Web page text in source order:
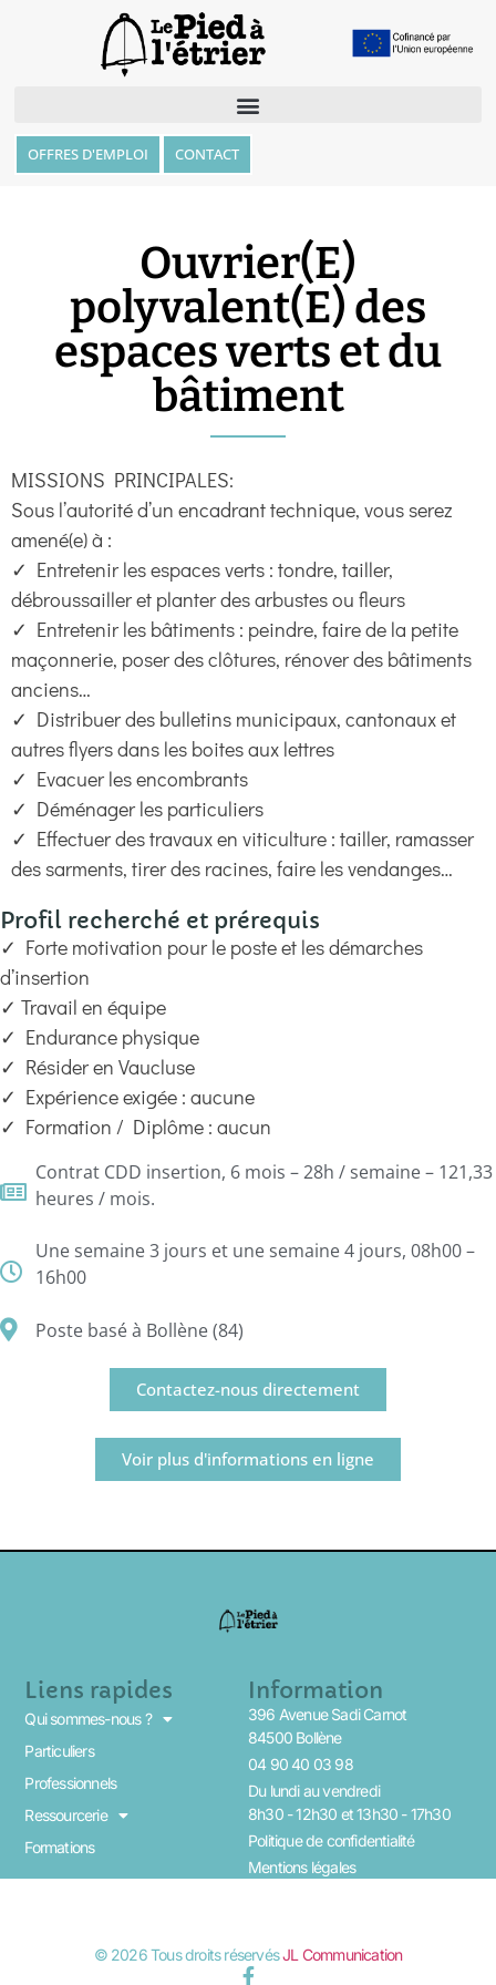
OFFRES D'EMPLOI CONTACT
Ouvrier(E)
polyvalent(E) des
espaces verts et du
bâtiment
MISSIONS PRINCIPALES:
Sous l’autorité d’un encadrant technique, vous serez
amené(e) à :
✓ Entretenir les espaces verts : tondre, tailler,
débroussailler et planter des arbustes ou fleurs
✓ Entretenir les bâtiments : peindre, faire de la petite
maçonnerie, poser des clôtures, rénover des bâtiments
anciens…
✓ Distribuer des bulletins municipaux, cantonaux et
autres flyers dans les boites aux lettres
✓ Evacuer les encombrants
✓ Déménager les particuliers
✓ Effectuer des travaux en viticulture : tailler, ramasser
des sarments, tirer des racines, faire les vendanges…
Profil recherché et prérequis
✓ Forte motivation pour le poste et les démarches
d’insertion
✓ Travail en équipe
✓ Endurance physique
✓ Résider en Vaucluse
✓ Expérience exigée : aucune
✓ Formation / Diplôme : aucun
Contrat CDD insertion, 6 mois – 28h / semaine – 121,33
heures / mois.
Une semaine 3 jours et une semaine 4 jours, 08h00 –
16h00
Poste basé à Bollène (84)
Contactez-nous directement
Voir plus d'informations en ligne
Liens rapides
Qui sommes-nous ?
Particuliers
Professionnels
Ressourcerie
Formations
Information
396 Avenue Sadi Carnot
84500 Bollène
04 90 40 03 98
Du lundi au vendredi
8h30 - 12h30 et 13h30 - 17h30
Politique de confidentialité
Mentions légales
© 2026 Tous droits réservésJL Communication